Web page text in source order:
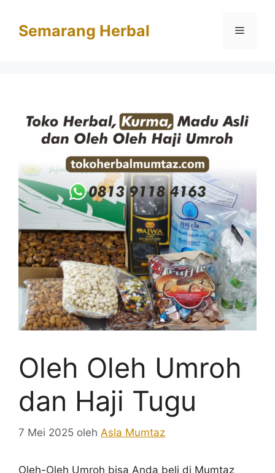
Semarang Herbal Menu
Oleh Oleh Umroh
dan Haji Tugu
7 Mei 2025 oleh Asla Mumtaz
Oleh-Oleh Umroh bisa Anda beli di Mumtaz